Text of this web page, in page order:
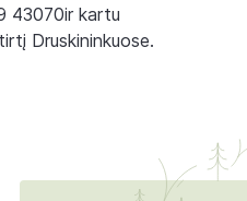
43070ir kartu
Druskininkuose.